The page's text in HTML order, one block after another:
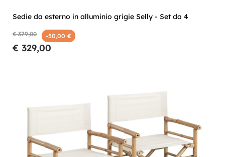
Sedie da esterno in alluminio grigie Selly - Set da 4
€ 379,00 -50,00 €
€ 329,00